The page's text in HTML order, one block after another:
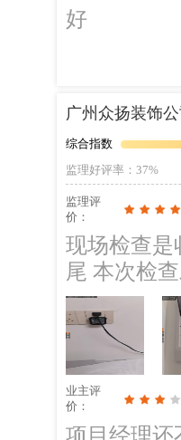
体方案，需
的工程量
已经需要的
量，数量很
耽误大家
好
广州众扬装饰公
综合指数
监理好评率 ：37%
监理评
价：
现场检查是收尾阶
尾 本次检查发现的问题 1、现场阳台墙面的插座开关标示不受管控，需要电工
重新检查阳
面的插座开
示清晰准确。 2、全屋墙顶面有多处的裂缝现象，腻子批刮后存在一
变硬、收缩
固速度不一
位置铲除后将裂纹戳
业主评
价：
项目经理还